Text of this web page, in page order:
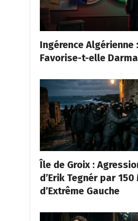
Ingérence Algérienne
Favorise-t-elle
Île de Groix :
d’Erik Tegnér par
d’Extrême Gauche